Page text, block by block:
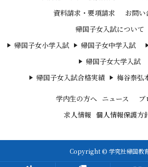
資料請求・要項請求
お問い
帰国子女入試について
帰国子女小学入試
帰国子女中学入試
帰国子女大学入試
帰国子女入試合格実績
梅谷泰弘
学内生の方へ ニュース
ブ
求人情報 個人情報保護方
Copyright © 学究社帰国教